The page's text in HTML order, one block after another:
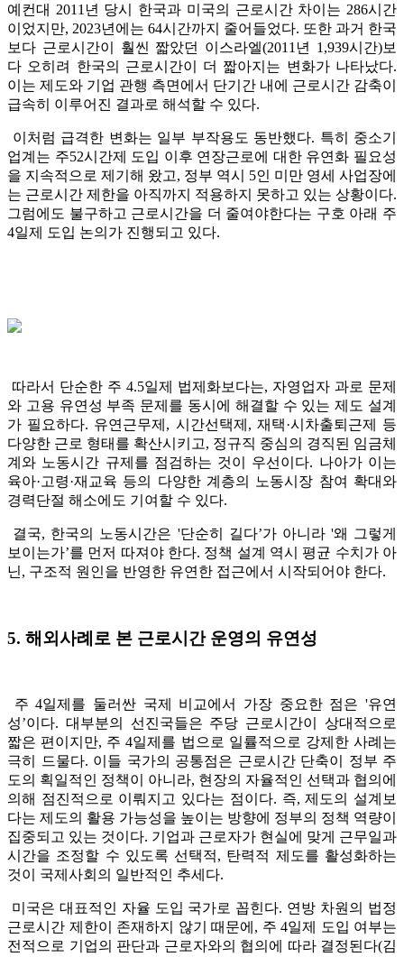
예컨대 2011년 당시 한국과 미국의 근로시간 차이는 286시간
이었지만, 2023년에는 64시간까지 줄어들었다. 또한 과거 한국
보다 근로시간이 훨씬 짧았던 이스라엘(2011년 1,939시간)보
다 오히려 한국의 근로시간이 더 짧아지는 변화가 나타났다.
이는 제도와 기업 관행 측면에서 단기간 내에 근로시간 감축이
급속히 이루어진 결과로 해석할 수 있다.
이처럼 급격한 변화는 일부 부작용도 동반했다. 특히 중소기
업계는 주52시간제 도입 이후 연장근로에 대한 유연화 필요성
을 지속적으로 제기해 왔고, 정부 역시 5인 미만 영세 사업장에
는 근로시간 제한을 아직까지 적용하지 못하고 있는 상황이다.
그럼에도 불구하고 근로시간을 더 줄여야한다는 구호 아래 주
4일제 도입 논의가 진행되고 있다.
따라서 단순한 주 4.5일제 법제화보다는, 자영업자 과로 문제
와 고용 유연성 부족 문제를 동시에 해결할 수 있는 제도 설계
가 필요하다. 유연근무제, 시간선택제, 재택·시차출퇴근제 등
다양한 근로 형태를 확산시키고, 정규직 중심의 경직된 임금체
계와 노동시간 규제를 점검하는 것이 우선이다. 나아가 이는
육아·고령·재교육 등의 다양한 계층의 노동시장 참여 확대와
경력단절 해소에도 기여할 수 있다.
결국, 한국의 노동시간은 '단순히 길다’가 아니라 '왜 그렇게
보이는가’를 먼저 따져야 한다. 정책 설계 역시 평균 수치가 아
닌, 구조적 원인을 반영한 유연한 접근에서 시작되어야 한다.
5. 해외사례로 본 근로시간 운영의 유연성
주 4일제를 둘러싼 국제 비교에서 가장 중요한 점은 '유연
성’이다. 대부분의 선진국들은 주당 근로시간이 상대적으로
짧은 편이지만, 주 4일제를 법으로 일률적으로 강제한 사례는
극히 드물다. 이들 국가의 공통점은 근로시간 단축이 정부 주
도의 획일적인 정책이 아니라, 현장의 자율적인 선택과 협의에
의해 점진적으로 이뤄지고 있다는 점이다. 즉, 제도의 설계보
다는 제도의 활용 가능성을 높이는 방향에 정부의 정책 역량이
집중되고 있는 것이다. 기업과 근로자가 현실에 맞게 근무일과
시간을 조정할 수 있도록 선택적, 탄력적 제도를 활성화하는
것이 국제사회의 일반적인 추세다.
미국은 대표적인 자율 도입 국가로 꼽힌다. 연방 차원의 법정
근로시간 제한이 존재하지 않기 때문에, 주 4일제 도입 여부는
전적으로 기업의 판단과 근로자와의 협의에 따라 결정된다(김